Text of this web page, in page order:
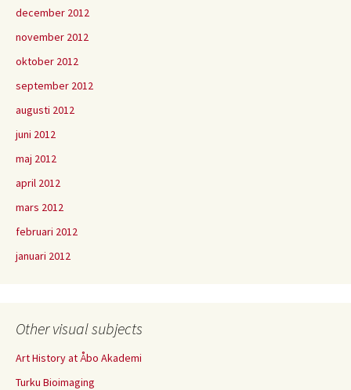
december 2012
november 2012
oktober 2012
september 2012
augusti 2012
juni 2012
maj 2012
april 2012
mars 2012
februari 2012
januari 2012
Other visual subjects
Art History at Åbo Akademi
Turku Bioimaging